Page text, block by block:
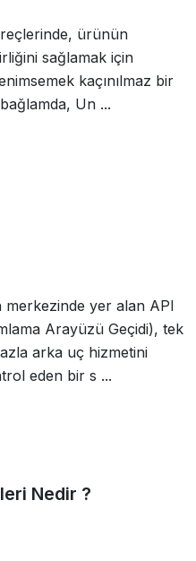
ürünün
sağlamak için
kaçınılmaz bir
Un ...
merkezinde yer alan API
Arayüzü Geçidi), tek
arka uç hizmetini
eden bir s ...
Nedir ?